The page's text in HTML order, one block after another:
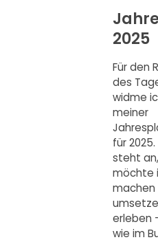
2025
Für den
des
widme
meiner
für
steht
möchte
machen
erleben
wie im